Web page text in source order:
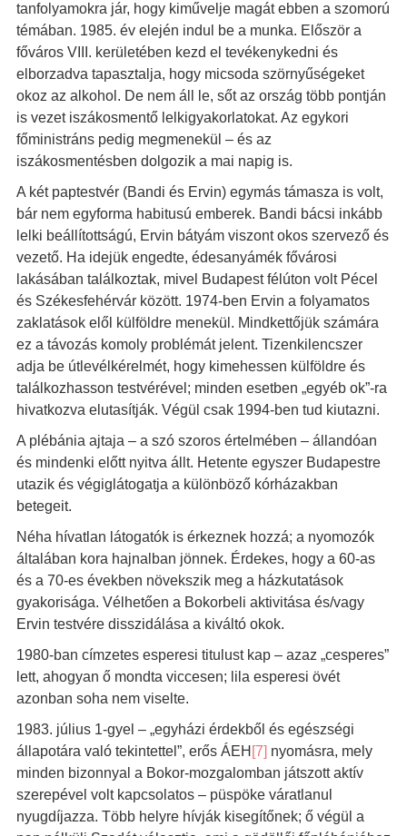
tanfolyamokra jár, hogy kiművelje magát ebben a szomorú
témában. 1985. év elején indul be a munka. Először a
főváros VIII. kerületében kezd el tevékenykedni és
elborzadva tapasztalja, hogy micsoda szörnyűségeket
okoz az alkohol. De nem áll le, sőt az ország több pontján
is vezet iszákosmentő lelkigyakorlatokat. Az egykori
főministráns pedig megmenekül – és az
iszákosmentésben dolgozik a mai napig is.
A két paptestvér (Bandi és Ervin) egymás támasza is volt,
bár nem egyforma habitusú emberek. Bandi bácsi inkább
lelki beállítottságú, Ervin bátyám viszont okos szervező és
vezető. Ha idejük engedte, édesanyámék fővárosi
lakásában találkoztak, mivel Budapest félúton volt Pécel
és Székesfehérvár között. 1974-ben Ervin a folyamatos
zaklatások elől külföldre menekül. Mindkettőjük számára
ez a távozás komoly problémát jelent. Tizenkilencszer
adja be útlevélkérelmét, hogy kimehessen külföldre és
találkozhasson testvérével; minden esetben „egyéb ok”-ra
hivatkozva elutasítják. Végül csak 1994-ben tud kiutazni.
A plébánia ajtaja – a szó szoros értelmében – állandóan
és mindenki előtt nyitva állt. Hetente egyszer Budapestre
utazik és végiglátogatja a különböző kórházakban
betegeit.
Néha hívatlan látogatók is érkeznek hozzá; a nyomozók
általában kora hajnalban jönnek. Érdekes, hogy a 60-as
és a 70-es években növekszik meg a házkutatások
gyakorisága. Vélhetően a Bokorbeli aktivitása és/vagy
Ervin testvére disszidálása a kiváltó okok.
1980-ban címzetes esperesi titulust kap – azaz „cesperes”
lett, ahogyan ő mondta viccesen; lila esperesi övét
azonban soha nem viselte.
1983. július 1-gyel – „egyházi érdekből és egészségi
állapotára való tekintettel”, erős ÁEH [7] nyomásra, mely
minden bizonnyal a Bokor-mozgalomban játszott aktív
szerepével volt kapcsolatos – püspöke váratlanul
nyugdíjazza. Több helyre hívják kisegítőnek; ő végül a